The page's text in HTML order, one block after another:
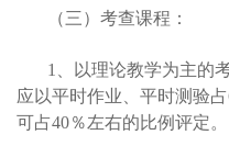
（三）考查课程：
1
、以理论教学为主的
应以平时作业、平时测验
可占40％左右的比例评定。